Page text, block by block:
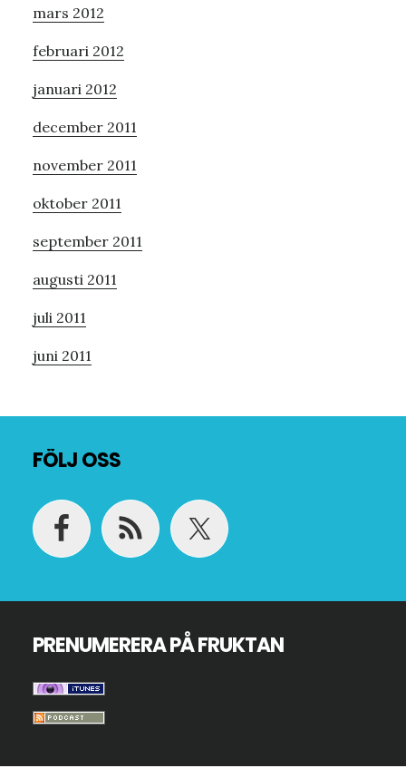
mars 2012
februari 2012
januari 2012
december 2011
november 2011
oktober 2011
september 2011
augusti 2011
juli 2011
juni 2011
FÖLJ OSS
PRENUMERERA PÅ FRUKTAN